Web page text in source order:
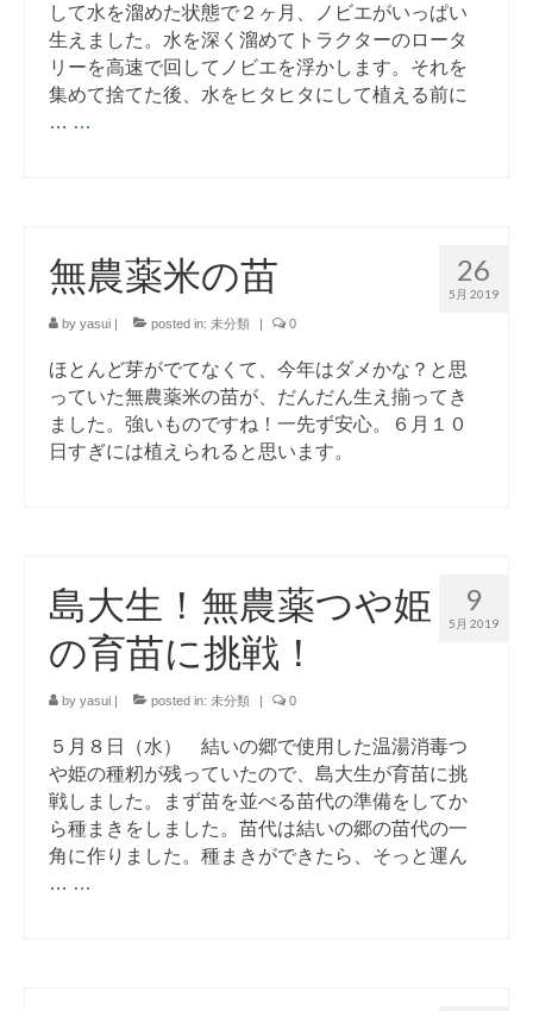
お問合せ
して水を溜めた状態で２ヶ月、ノビエがいっぱい
生えました。水を深く溜めてトラクターのロータ
リーを高速で回してノビエを浮かします。それを
集めて捨てた後、水をヒタヒタにして植える前に
… …
26
5月 2019
無農薬米の苗
by yasui | posted in: 未分類 | 0
ほとんど芽がでてなくて、今年はダメかな？と思
っていた無農薬米の苗が、だんだん生え揃ってき
ました。強いものですね！一先ず安心。６月１０
日すぎには植えられると思います。
9
5月 2019
島大生！無農薬つや姫
の育苗に挑戦！
by yasui | posted in: 未分類 | 0
５月８日（水） 結いの郷で使用した温湯消毒つ
や姫の種籾が残っていたので、島大生が育苗に挑
戦しました。まず苗を並べる苗代の準備をしてか
ら種まきをしました。苗代は結いの郷の苗代の一
角に作りました。種まきができたら、そっと運ん
… …